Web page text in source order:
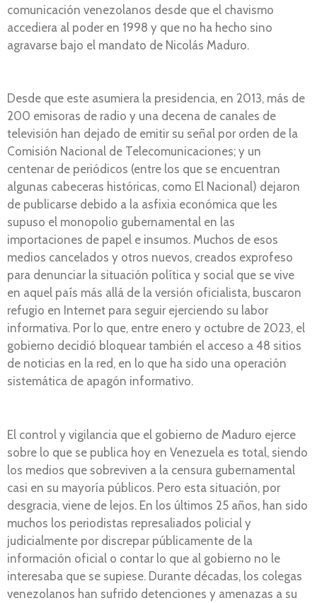
comunicación venezolanos desde que el chavismo
accediera al poder en 1998 y que no ha hecho sino
agravarse bajo el mandato de Nicolás Maduro.
Desde que este asumiera la presidencia, en 2013, más de
200 emisoras de radio y una decena de canales de
televisión han dejado de emitir su señal por orden de la
Comisión Nacional de Telecomunicaciones; y un
centenar de periódicos (entre los que se encuentran
algunas cabeceras históricas, como El Nacional) dejaron
de publicarse debido a la asfixia económica que les
supuso el monopolio gubernamental en las
importaciones de papel e insumos. Muchos de esos
medios cancelados y otros nuevos, creados exprofeso
para denunciar la situación política y social que se vive
en aquel país más allá de la versión oficialista, buscaron
refugio en Internet para seguir ejerciendo su labor
informativa. Por lo que, entre enero y octubre de 2023, el
gobierno decidió bloquear también el acceso a 48 sitios
de noticias en la red, en lo que ha sido una operación
sistemática de apagón informativo.
El control y vigilancia que el gobierno de Maduro ejerce
sobre lo que se publica hoy en Venezuela es total, siendo
los medios que sobreviven a la censura gubernamental
casi en su mayoría públicos. Pero esta situación, por
desgracia, viene de lejos. En los últimos 25 años, han sido
muchos los periodistas represaliados policial y
judicialmente por discrepar públicamente de la
información oficial o contar lo que al gobierno no le
interesaba que se supiese. Durante décadas, los colegas
venezolanos han sufrido detenciones y amenazas a su